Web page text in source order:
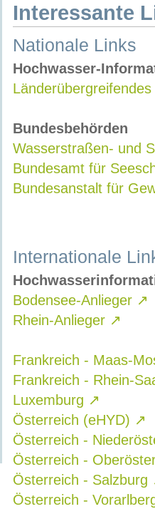
Interessante
Nationale Links
Hochwasser-
Bundesbehörden
Wasserstraßen- und
Bundesamt für
Bundesanstalt für
Internationale
Bodensee-Anlieger ↗
Rhein-Anlieger ↗
Frankreich - Maas-
Frankreich - Rhein-
Luxemburg ↗
Österreich (eHYD) ↗
Österreich -
Österreich -
Österreich - Salzburg
Österreich -